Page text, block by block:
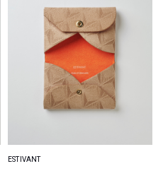
ESTIVANT